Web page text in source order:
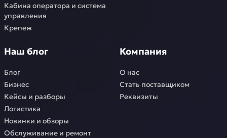
Кабина оператора и система
управления
Крепеж
Наш блог
Блог
Бизнес
Кейсы и разборы
Логистика
Новинки и обзоры
Обслуживание и ремонт
Компания
О нас
Стать поставщиком
Реквизиты